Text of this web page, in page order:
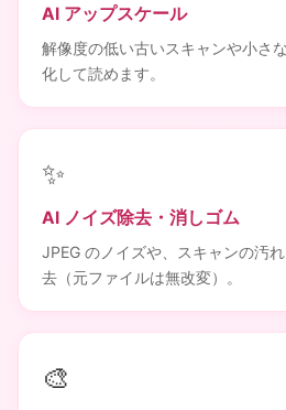
AI アップスケール
解像度の低い古いスキャンや小さ
化して読めます。
✨
AI ノイズ除去・消しゴム
JPEG のノイズや、スキャンの汚
去（元ファイルは無改変）。
🎨